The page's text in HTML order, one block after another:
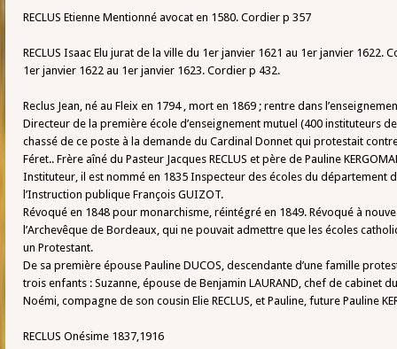
RECLUS Etienne Mentionné avocat en 1580. Cordier p 357
RECLUS Isaac Elu jurat de la ville du 1er janvier 1621 au 1er janvier 1622.
1er janvier 1622 au 1er janvier 1623. Cordier p 432.
Reclus Jean, né au Fleix en 1794 , mort en 1869 ; rentre dans
Directeur de la première école d’enseignement mutuel (400 instituteurs
chassé de ce poste à la demande du Cardinal Donnet qui protestait
Féret.. Frère aîné du Pasteur Jacques RECLUS et père de Pauline
Instituteur, il est nommé en 1835 Inspecteur des écoles du département
l’Instruction publique François GUIZOT.
Révoqué en 1848 pour monarchisme, réintégré en 1849. Révoqué à
l’Archevêque de Bordeaux, qui ne pouvait admettre que les écoles
un Protestant.
De sa première épouse Pauline DUCOS, descendante d’une famille
trois enfants : Suzanne, épouse de Benjamin LAURAND, chef de cabinet
Noémi, compagne de son cousin Elie RECLUS, et Pauline, future Pauline
RECLUS Onésime 1837,1916